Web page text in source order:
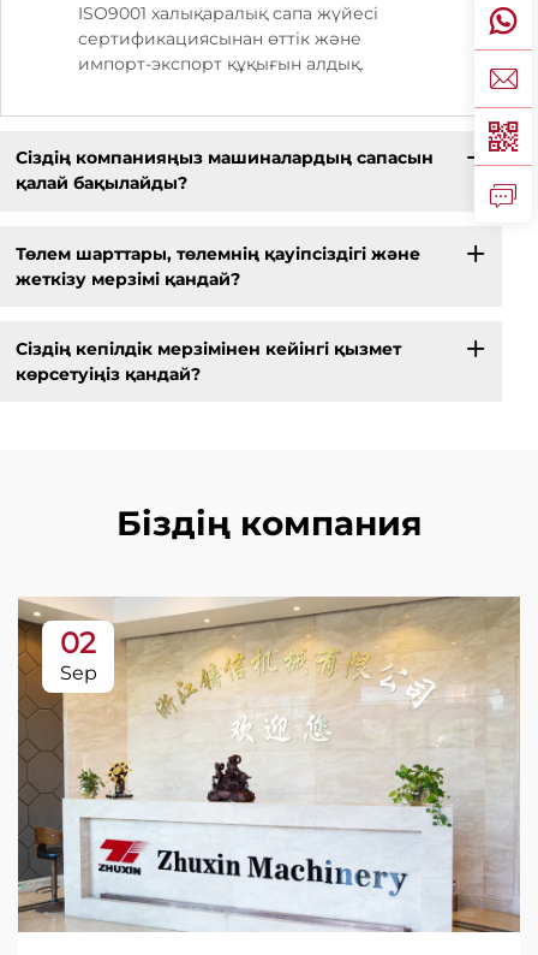
ISO9001 халықаралық сапа жүйесі
сертификациясынан өттік және
импорт-экспорт құқығын алдық.
Сіздің компанияңыз машиналардың сапасын
қалай бақылайды?
Төлем шарттары, төлемнің қауіпсіздігі және
жеткізу мерзімі қандай?
Сіздің кепілдік мерзімінен кейінгі қызмет
көрсетуіңіз қандай?
Біздің компания
02
Sep